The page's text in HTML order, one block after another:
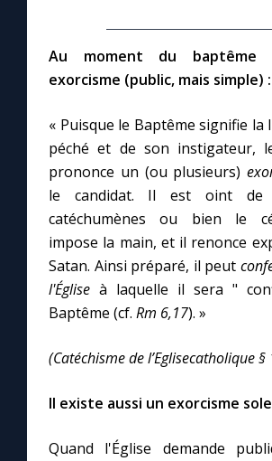
Questions-réponses
Prier au quotidien
Avec Thérèse de Lisieux
L'Évangile chaque jour
Les premiers samedis du mois
Marie qui défait les nœuds
Au moment du
exorcisme (public, mais simple) :
« Puisque le Baptême signifie la
péché et de son instigateur,
prononce un (ou plusieurs)
le candidat. Il est oint de
catéchumènes ou bien le
impose la main, et il renonce
Satan. Ainsi préparé, il peut
l'Église à laquelle il sera "
Baptême (cf. Rm 6,17). »
(Catéchisme de l’Eglisecatholique §
Il existe aussi un exorcisme
Quand l'Église demande